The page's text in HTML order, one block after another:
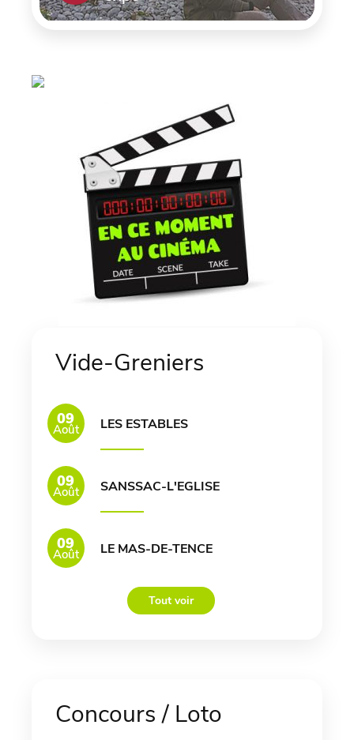
Vide-Greniers
09
Août LES ESTABLES
09
Août SANSSAC-L'EGLISE
09
Août LE MAS-DE-TENCE
Tout voir
Concours / Loto